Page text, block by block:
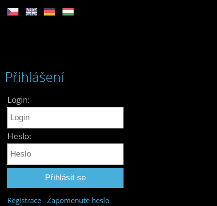
Přihlášení
Login:
Heslo:
Registrace Zapomenuté heslo